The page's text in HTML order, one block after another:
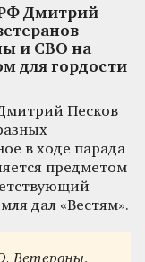
РФ Дмитрий
и СВО на
для гордости
Песков
в ходе парада
предметом
дал «Вестям».